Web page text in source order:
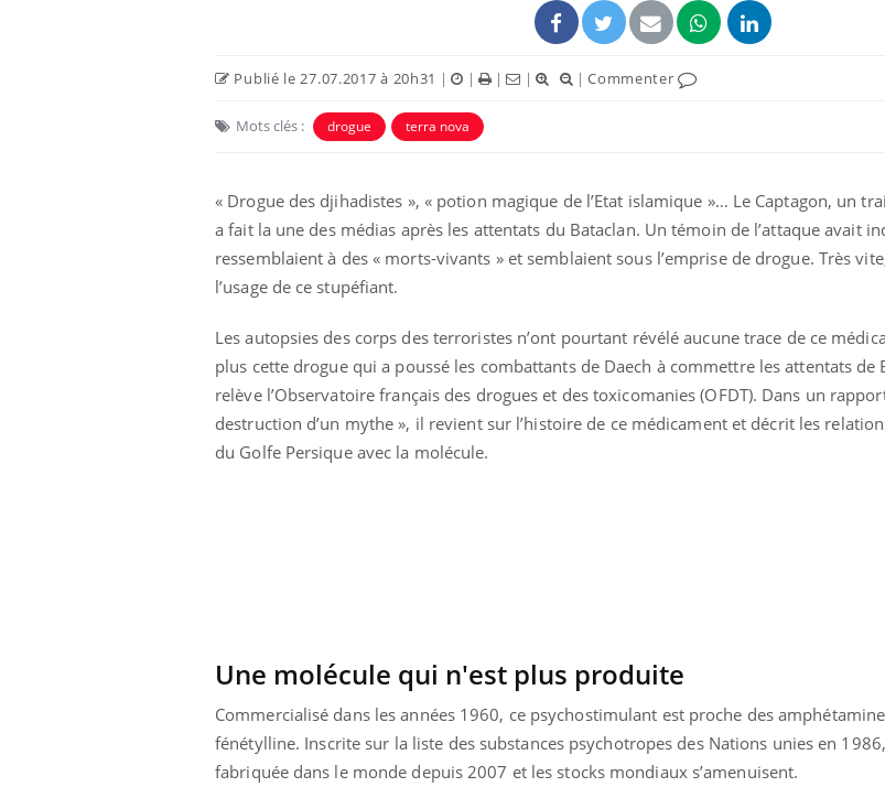
Publié le 27.07.2017 à 20h31 | | | | |Commenter
Mots clés : drogue terra nova
« Drogue des djihadistes », « potion magique de l’Etat islamique »… Le Captagon, un
a fait la une des médias après les attentats du Bataclan. Un témoin de l’attaque avait
ressemblaient à des « morts-vivants » et semblaient sous l’emprise de drogue. Très
l’usage de ce stupéfiant.
Les autopsies des corps des terroristes n’ont pourtant révélé aucune trace de ce
plus cette drogue qui a poussé les combattants de Daech à commettre les attentats de
relève l’Observatoire français des drogues et des toxicomanies (OFDT). Dans un
destruction d’un mythe », il revient sur l’histoire de ce médicament et décrit les
du Golfe Persique avec la molécule.
Une molécule qui n'est plus produite
Commercialisé dans les années 1960, ce psychostimulant est proche des
fénétylline. Inscrite sur la liste des substances psychotropes des Nations unies en
fabriquée dans le monde depuis 2007 et les stocks mondiaux s’amenuisent.
Carence en fer : comprendre pour
Youtube
Fatigue, irritabilité, brouillard mental ou
même alopécie… Les symptômes de la
Youtube
Insuline & Charge mentale : et si on
osait en parler??Youtube
En 2026, l'insuline dans le diabète de type 2
Youtube
Eczéma
préparer
L'été
sont ...